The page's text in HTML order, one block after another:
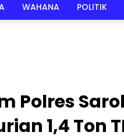
WAHANA POLITIK
Polres
1,4 Ton